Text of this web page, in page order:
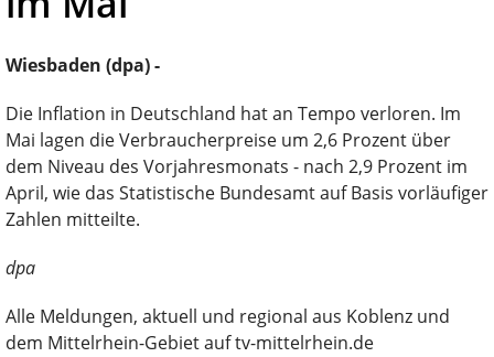
Wiesbaden (dpa) -
Die Inflation in Deutschland hat an Tempo verloren. Im
Mai lagen die Verbraucherpreise um 2,6 Prozent über
dem Niveau des Vorjahresmonats - nach 2,9 Prozent im
April, wie das Statistische Bundesamt auf Basis vorläufiger
Zahlen mitteilte.
dpa
Alle Meldungen, aktuell und regional aus Koblenz und
dem Mittelrhein-Gebiet auf tv-mittelrhein.de